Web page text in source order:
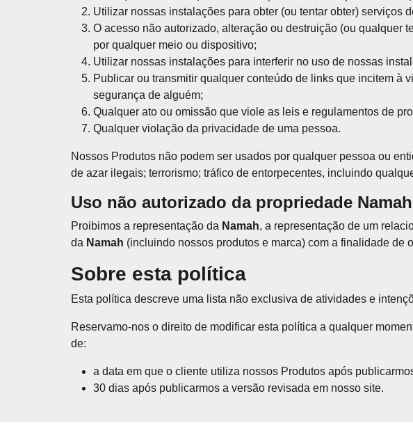
Utilizar nossas instalações para obter (ou tentar obter) serviços
O acesso não autorizado, alteração ou destruição (ou qualquer
por qualquer meio ou dispositivo;
Utilizar nossas instalações para interferir no uso de nossas
Publicar ou transmitir qualquer conteúdo de links que incitem à
segurança de alguém;
Qualquer ato ou omissão que viole as leis e regulamentos de
Qualquer violação da privacidade de uma pessoa.
Nossos Produtos não podem ser usados por qualquer pessoa ou
de azar ilegais; terrorismo; tráfico de entorpecentes, incluindo
Uso não autorizado da propriedade Namah
Proibimos a representação da Namah, a representação de um
da Namah (incluindo nossos produtos e marca) com a finalidade de
Sobre esta política
Esta política descreve uma lista não exclusiva de atividades e
Reservamo-nos o direito de modificar esta política a qualquer
de:
a data em que o cliente utiliza nossos Produtos após
30 dias após publicarmos a versão revisada em nosso site.